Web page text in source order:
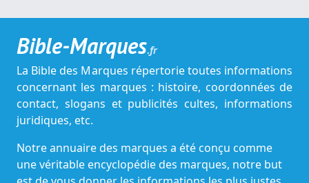
Bible-Marques.fr
La Bible des Marques répertorie toutes informations
concernant les marques : histoire, coordonnées de
contact, slogans et publicités cultes, informations
juridiques, etc.
Notre annuaire des marques a été conçu comme
une véritable encyclopédie des marques, notre but